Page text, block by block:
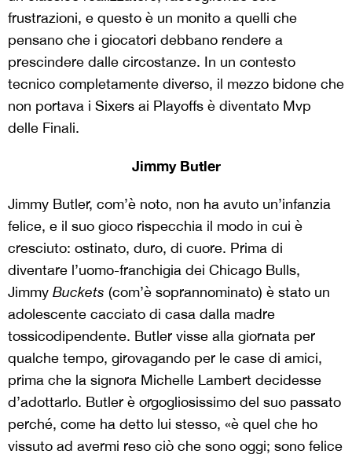
frustrazioni, e questo è un monito a quelli che
pensano che i giocatori debbano rendere a
prescindere dalle circostanze. In un contesto
tecnico completamente diverso, il mezzo bidone che
non portava i Sixers ai Playoffs è diventato Mvp
delle Finali.
Jimmy Butler
Jimmy Butler, com’è noto, non ha avuto un’infanzia
felice, e il suo gioco rispecchia il modo in cui è
cresciuto: ostinato, duro, di cuore. Prima di
diventare l’uomo-franchigia dei Chicago Bulls,
Jimmy Buckets (com’è soprannominato) è stato un
adolescente cacciato di casa dalla madre
tossicodipendente. Butler visse alla giornata per
qualche tempo, girovagando per le case di amici,
prima che la signora Michelle Lambert decidesse
d’adottarlo. Butler è orgogliosissimo del suo passato
perché, come ha detto lui stesso, «è quel che ho
vissuto ad avermi reso ciò che sono oggi; sono felice